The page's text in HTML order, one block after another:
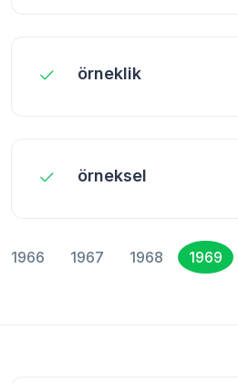
örneklik
örneksel
1966 1967 1968 1969